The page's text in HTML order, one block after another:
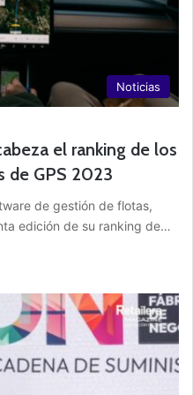
Noticias
el ranking de los
de GPS 2023
de gestión de flotas,
edición de su ranking de…